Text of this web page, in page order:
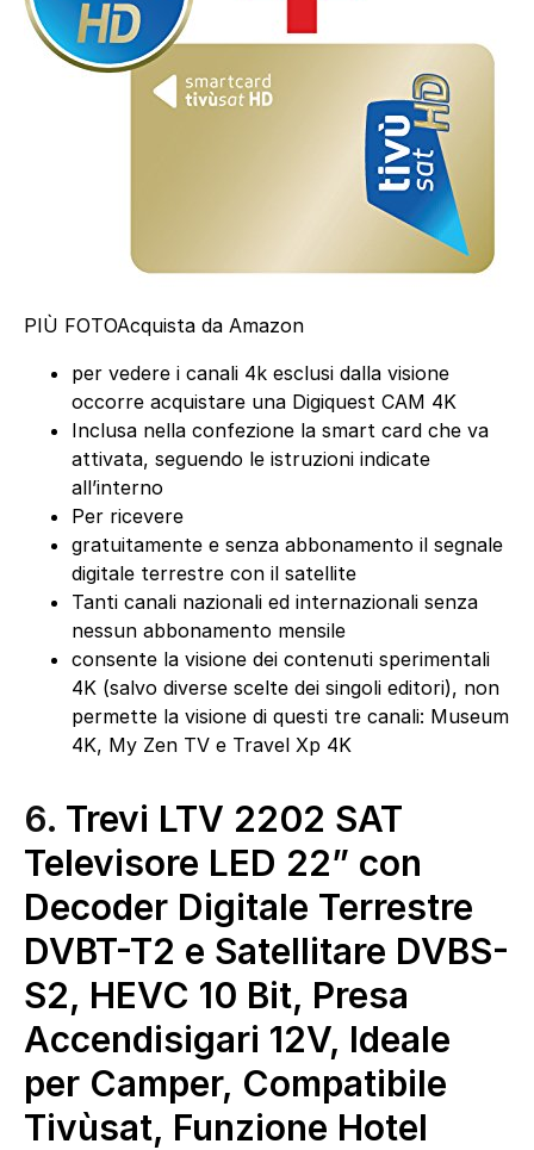
PIÙ FOTOAcquista da Amazon
per vedere i canali 4k esclusi dalla visione
occorre acquistare una Digiquest CAM 4K
Inclusa nella confezione la smart card che va
attivata, seguendo le istruzioni indicate
all’interno
Per ricevere
gratuitamente e senza abbonamento il segnale
digitale terrestre con il satellite
Tanti canali nazionali ed internazionali senza
nessun abbonamento mensile
consente la visione dei contenuti sperimentali
4K (salvo diverse scelte dei singoli editori), non
permette la visione di questi tre canali: Museum
4K, My Zen TV e Travel Xp 4K
6. Trevi LTV 2202 SAT
Televisore LED 22” con
Decoder Digitale Terrestre
DVBT-T2 e Satellitare DVBS-
S2, HEVC 10 Bit, Presa
Accendisigari 12V, Ideale
per Camper, Compatibile
Tivùsat, Funzione Hotel